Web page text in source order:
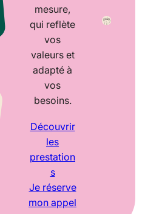
mesure,
qui reflète
vos
valeurs et
adapté à
vos
besoins.
Découvrir
les
prestation
s
Je réserve
mon appel